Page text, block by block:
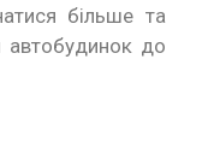
більше та
автобудинок до